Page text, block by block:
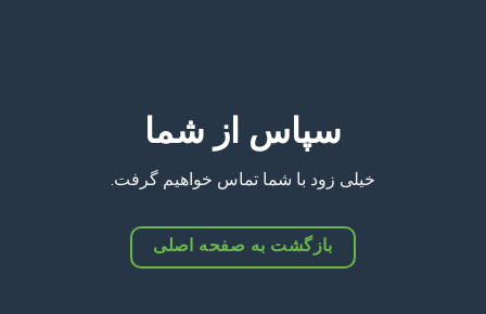
سپاس از شما
خیلی زود با شما تماس خواهیم گرفت.
بازگشت به صفحه اصلی